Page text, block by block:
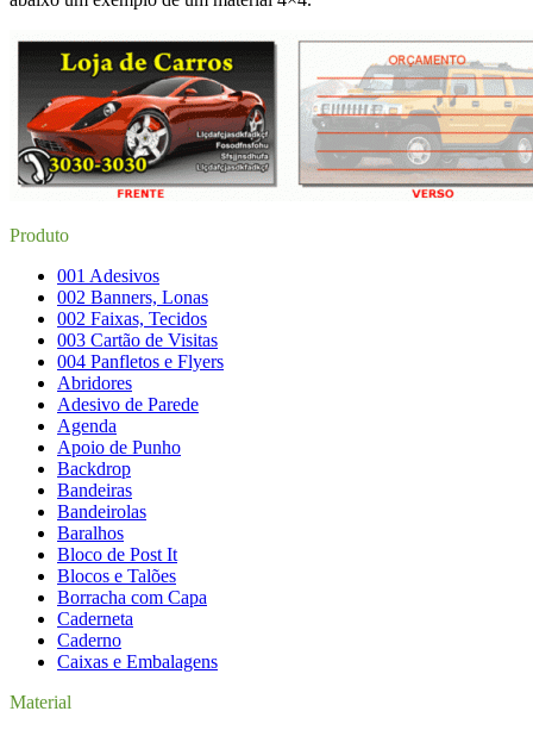
Produto
001 Adesivos
002 Banners, Lonas
002 Faixas, Tecidos
003 Cartão de Visitas
004 Panfletos e Flyers
Abridores
Adesivo de Parede
Agenda
Apoio de Punho
Backdrop
Bandeiras
Bandeirolas
Baralhos
Bloco de Post It
Blocos e Talões
Borracha com Capa
Caderneta
Caderno
Caixas e Embalagens
Material